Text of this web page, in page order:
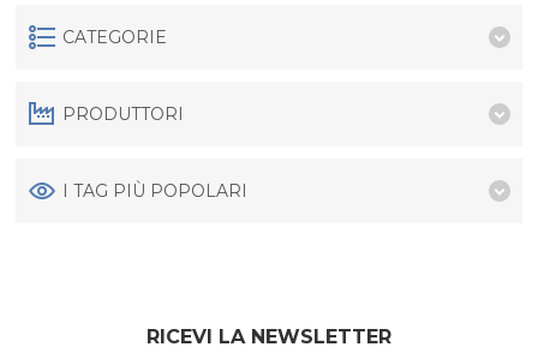
CATEGORIE
PRODUTTORI
I TAG PIÙ POPOLARI
RICEVI LA NEWSLETTER